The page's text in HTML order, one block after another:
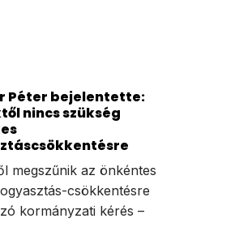
Péter bejelentette:
nincs szükség
megszűnik az önkéntes
csökkentésre
kormányzati kérés –